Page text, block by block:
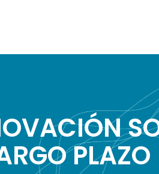
PLAZO